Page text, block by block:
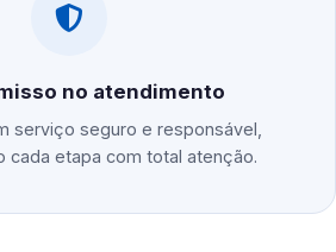
no atendimento
serviço seguro e responsável,
cada etapa com total atenção.